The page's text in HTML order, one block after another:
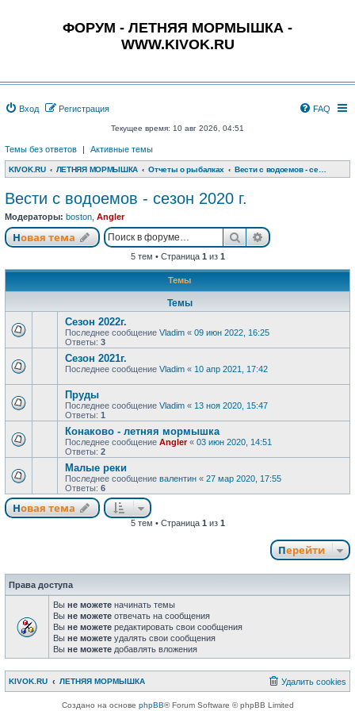
ФОРУМ - ЛЕТНЯЯ МОРМЫШКА -
WWW.KIVOK.RU
Вход Регистрация FAQ
Текущее время: 10 авг 2026, 04:51
Темы без ответов | Активные темы
KIVOK.RU ЛЕТНЯЯ МОРМЫШКА Отчеты о рыбалках Вести с водоемов - сезон 2020 г.
Вести с водоемов - сезон 2020 г.
Модераторы: boston Angler
Новая тема ПоискРасширенный
5 тем • Страница 1 из 1
Темы
Темы
Сезон 2022г.
Последнее сообщение Vladim « 09 июн 2022, 16:25
Ответы: 3
Сезон 2021г.
Последнее сообщение Vladim « 10 апр 2021, 17:42
Пруды
Последнее сообщение Vladim « 13 ноя 2020, 15:47
Ответы: 1
Конаково - летняя мормышка
Последнее сообщение Angler« 03 июн 2020, 14:51
Ответы: 2
Малые реки
Последнее сообщение валентин « 27 мар 2020, 17:55
Ответы: 6
Новая тема
5 тем • Страница 1 из 1
Перейти
Права доступа
Вы не можете начинать темы
Вы не можете отвечать на сообщения
Вы не можете редактировать свои сообщения
Вы не можете удалять свои сообщения
Вы не можете добавлять вложения
KIVOK.RU ЛЕТНЯЯ МОРМЫШКА Удалить cookies
Создано на основе phpBB® Forum Software © phpBB Limited